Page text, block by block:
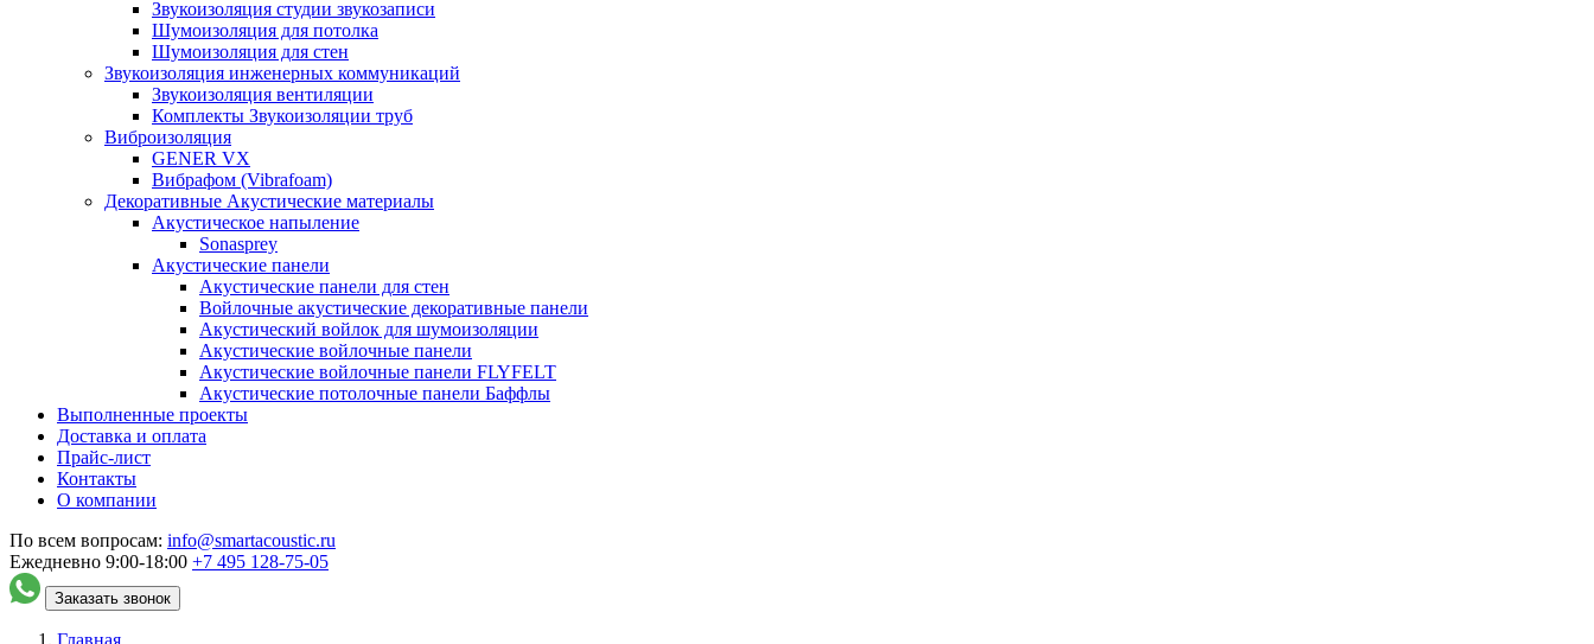
Звукоизоляция студии звукозаписи
Шумоизоляция для потолка
Шумоизоляция для стен
Звукоизоляция инженерных коммуникаций
Звукоизоляция вентиляции
Комплекты Звукоизоляции труб
Виброизоляция
GENER VX
Вибрафом (Vibrafoam)
Декоративные Акустические материалы
Акустическое напыление
Sonasprey
Акустические панели
Акустические панели для стен
Войлочные акустические декоративные панели
Акустический войлок для шумоизоляции
Акустические войлочные панели
Акустические войлочные панели FLYFELT
Акустические потолочные панели Баффлы
Выполненные проекты
Доставка и оплата
Прайс-лист
Контакты
О компании
По всем вопросам: info@smartacoustic.ru
Ежедневно 9:00-18:00 +7 495 128-75-05
Заказать звонок